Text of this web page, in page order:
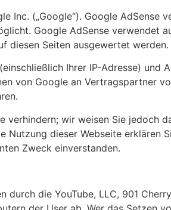
(„Google“). Google AdSense
Google AdSense verwendet
diesen Seiten ausgewertet werden.
Ihrer IP-Adresse) und
von Google an Vertragspartner
wir weisen Sie jedoch
dieser Webseite erklären
Zweck einverstanden.
die YouTube, LLC, 901